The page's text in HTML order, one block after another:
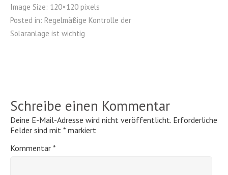
Image Size: 120×120 pixels
Posted in: Regelmäßige Kontrolle der
Solaranlage ist wichtig
Schreibe einen Kommentar
Deine E-Mail-Adresse wird nicht veröffentlicht. Erforderliche
Felder sind mit * markiert
Kommentar *